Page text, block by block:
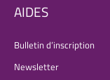
AIDES
Bulletin d’inscription
Newsletter